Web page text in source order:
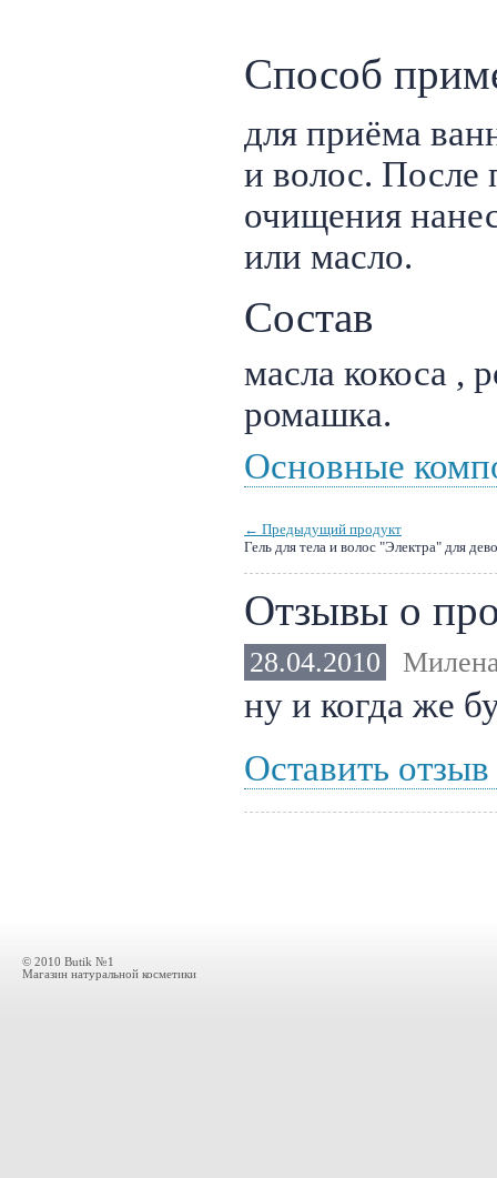
Способ
для приёма
и волос. После
очищения
или масло.
Состав
масла кокоса ,
ромашка.
Основные
← Предыдущий продукт
Гель для тела и волос "Электра" для
Отзывы о
28.04.2010
ну и когда же
Оставить
© 2010 Butik №1
Магазин натуральной косметики